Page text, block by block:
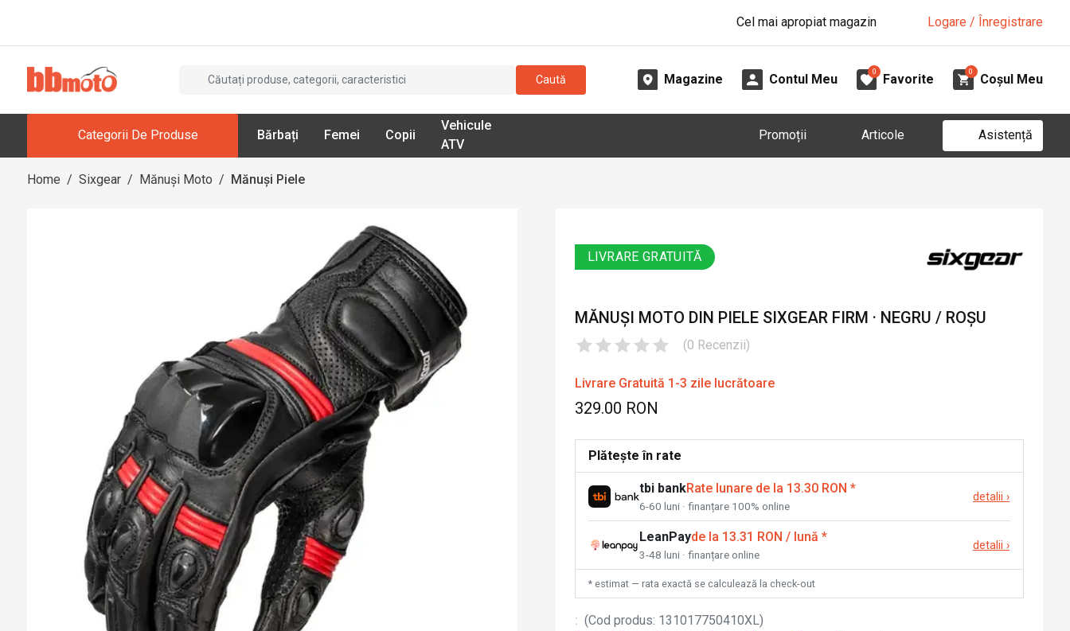
Cel mai apropiat magazin Logare / Înregistrare
Caută Magazine Contul Meu
0
Favorite
0
Coșul Meu
Categorii De Produse Bărbați Femei Copii
Vehicule
ATV
Promoții Articole Asistență
Home / Sixgear / Mănuși Moto / Mănuși Piele
LIVRARE GRATUITĂ
MĂNUȘI MOTO DIN PIELE SIXGEAR FIRM · NEGRU / ROȘU
(0 Recenzii)
Livrare Gratuită 1-3 zile lucrătoare
329.00 RON
Plătește în rate
tbi bankRate lunare de la 13.30 RON *
6-60 luni · finanțare 100% online
detalii ›
LeanPayde la 13.31 RON / lună *
3-48 luni · finanțare online
detalii ›
* estimat — rata exactă se calculează la check-out
: (Cod produs: 131017750410XL)